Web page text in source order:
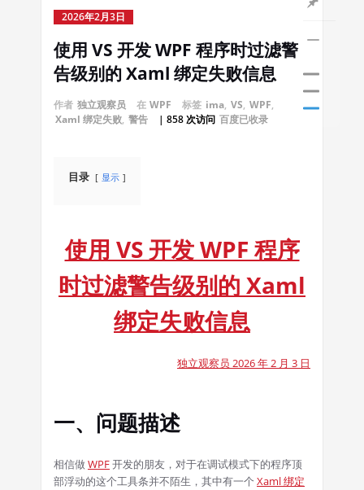
2026年2月3日
使用 VS 开发 WPF 程序时过滤警
告级别的 Xaml 绑定失败信息
作者 独立观察员 在 WPF 标签 ima, VS, WPF,
Xaml 绑定失败, 警告 | 858 次访问 百度已收录
目录 显示
使用 VS 开发 WPF 程序
时过滤警告级别的 Xaml
绑定失败信息
独立观察员 2026 年 2 月 3 日
一、问题描述
相信做 WPF开发的朋友，对于在调试模式下的程序顶
部浮动的这个工具条并不陌生，其中有一个 Xaml 绑定